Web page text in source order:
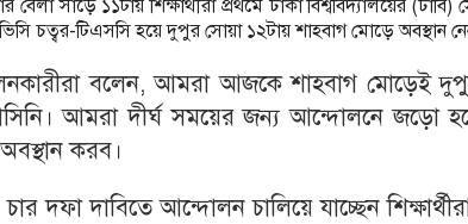
বেলা সাড়ে ১১টায় শিক্ষার্থীরা প্রথমে ঢাকা বিশ্ববিদ্যালয়ের
চত্বর-টিএসসি হয়ে দুপুর সোয়া ১২টায় শাহবাগ মোড়ে অবস্থান
বলেন, আমরা আজকে শাহবাগ মোড়েই
আমরা দীর্ঘ সময়ের জন্য আন্দোলনে জড়ো
করব।
চার দফা দাবিতে আন্দোলন চালিয়ে যাচ্ছেন